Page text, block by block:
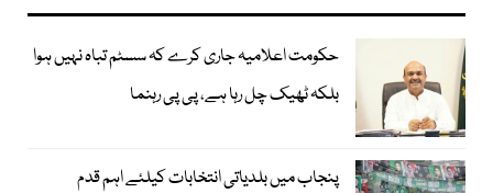
حکومت اعلامیہ جاری کرے کہ سسٹم تباہ نہیں ہوا
بلکہ ٹھیک چل رہا ہے، پی پی رہنما
پنجاب میں بلدیاتی انتخابات کیلئے اہم قدم